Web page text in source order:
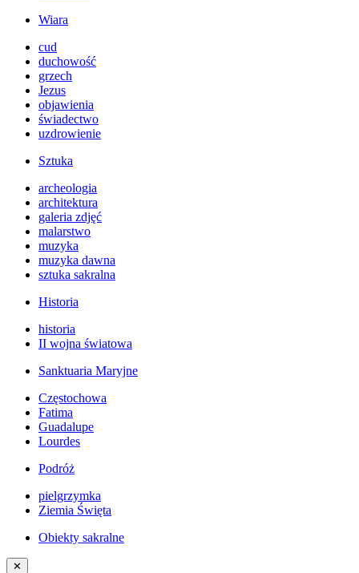
Wiara
cud
duchowość
grzech
Jezus
objawienia
świadectwo
uzdrowienie
Sztuka
archeologia
architektura
galeria zdjęć
malarstwo
muzyka
muzyka dawna
sztuka sakralna
Historia
historia
II wojna światowa
Sanktuaria Maryjne
Częstochowa
Fatima
Guadalupe
Lourdes
Podróż
pielgrzymka
Ziemia Święta
Obiekty sakralne
✕